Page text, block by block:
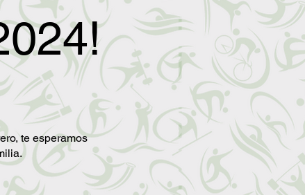
te esperamos